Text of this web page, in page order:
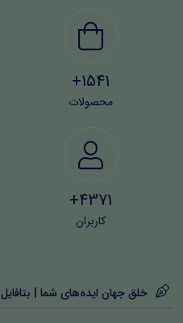
1541+
محصولات
4371+
کاربران
خلق جهان ایده‌های شما | بتافایل